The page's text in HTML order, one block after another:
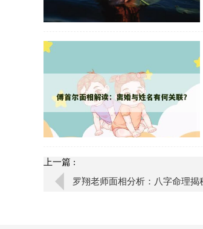
上一篇 :
罗翔老师面相分析：八字命理揭